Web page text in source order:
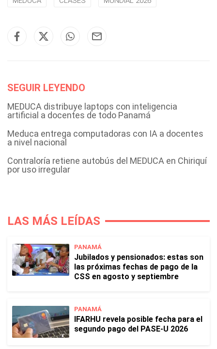
SEGUIR LEYENDO
MEDUCA distribuye laptops con inteligencia
artificial a docentes de todo Panamá
Meduca entrega computadoras con IA a docentes
a nivel nacional
Contraloría retiene autobús del MEDUCA en Chiriquí
por uso irregular
LAS MÁS LEÍDAS
PANAMÁ
Jubilados y pensionados: estas son
las próximas fechas de pago de la
CSS en agosto y septiembre
PANAMÁ
IFARHU revela posible fecha para el
segundo pago del PASE-U 2026